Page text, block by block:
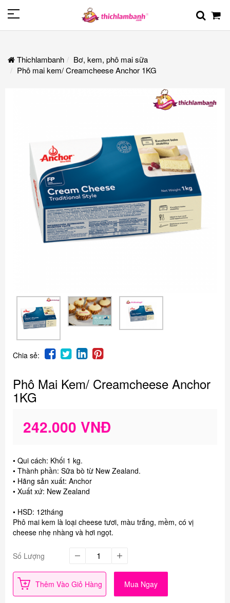
Thichlambanh
Bơ, kem, phô mai sữa
Phô mai kem/ Creamcheese Anchor 1KG
Chia sẻ:
Phô Mai Kem/ Creamcheese Anchor
1KG
242.000 VNĐ
• Qui cách: Khối 1 kg.
• Thành phần: Sữa bò từ New Zealand.
• Hãng sản xuất: Anchor
• Xuất xứ: New Zealand
• HSD: 12tháng
Phô mai kem là loại cheese tươi, màu trắng, mềm, có vị
cheese nhẹ nhàng và hơi ngọt.
Số Lượng
Thêm Vào Giỏ Hàng Mua Ngay